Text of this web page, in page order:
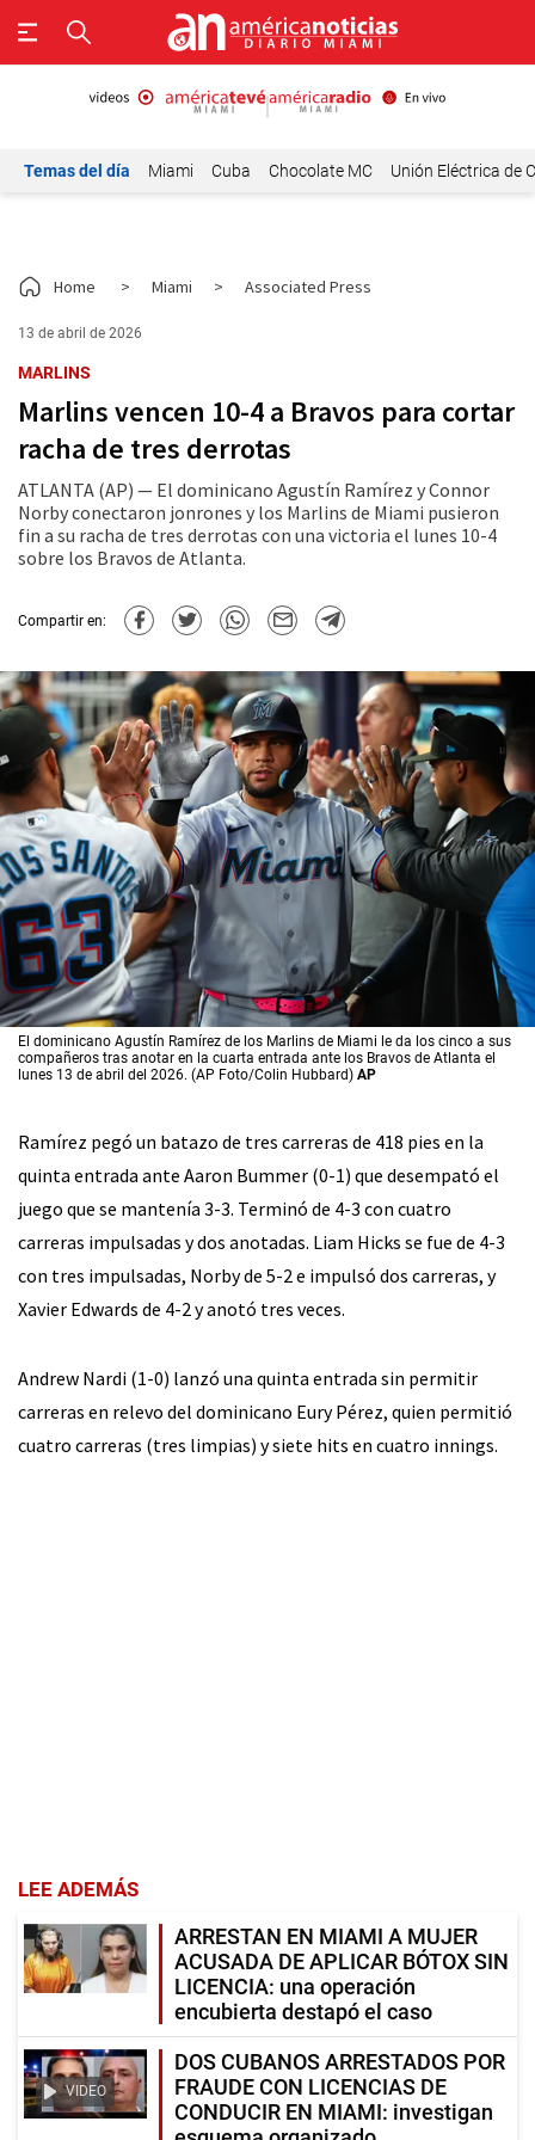
Temas del día Miami Cuba Chocolate MC Unión Eléctrica de
Home > Miami > Associated Press
13 de abril de 2026
MARLINS
Marlins vencen 10-4 a Bravos para cortar
racha de tres derrotas
ATLANTA (AP) — El dominicano Agustín Ramírez y Connor
Norby conectaron jonrones y los Marlins de Miami pusieron
fin a su racha de tres derrotas con una victoria el lunes 10-4
sobre los Bravos de Atlanta.
Compartir en:
El dominicano Agustín Ramírez de los Marlins de Miami le da los cinco a sus
compañeros tras anotar en la cuarta entrada ante los Bravos de Atlanta el
lunes 13 de abril del 2026. (AP Foto/Colin Hubbard) AP
Ramírez pegó un batazo de tres carreras de 418 pies en la
quinta entrada ante Aaron Bummer (0-1) que desempató el
juego que se mantenía 3-3. Terminó de 4-3 con cuatro
carreras impulsadas y dos anotadas. Liam Hicks se fue de 4-3
con tres impulsadas, Norby de 5-2 e impulsó dos carreras, y
Xavier Edwards de 4-2 y anotó tres veces.
Andrew Nardi (1-0) lanzó una quinta entrada sin permitir
carreras en relevo del dominicano Eury Pérez, quien permitió
cuatro carreras (tres limpias) y siete hits en cuatro innings.
LEE ADEMÁS
ARRESTAN EN MIAMI A MUJER
ACUSADA DE APLICAR BÓTOX SIN
LICENCIA: una operación
encubierta destapó el caso
VIDEO
DOS CUBANOS ARRESTADOS POR
FRAUDE CON LICENCIAS DE
CONDUCIR EN MIAMI: investigan